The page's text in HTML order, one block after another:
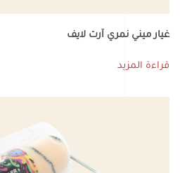
غيار ميني نمري آرت لايف
قراءة المزيد